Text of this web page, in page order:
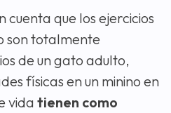
que los ejercicios
son totalmente
de un gato adulto,
físicas en un minino en
vida tienen como